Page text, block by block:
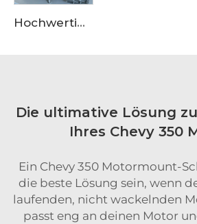
Hochwertige Motoraufbauverkleidung aus Aluminiumlegierung für OEM-Güte, geeignet für den Einkauf bei großen Lieferanten
Die ultimative Lösung
Ihres Chevy 350
Ein Chevy 350 Motormount-
die beste Lösung sein, wenn
laufenden, nicht wackelnden
passt eng an deinen Motor